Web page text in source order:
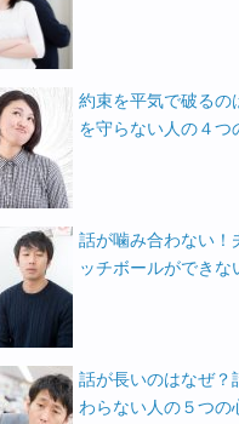
約束を平気で破るの
を守らない人の４つ
話が噛み合わない！
ッチボールができな
話が長いのはなぜ？
わらない人の５つの